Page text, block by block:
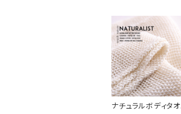
ナチュラルボディタオ